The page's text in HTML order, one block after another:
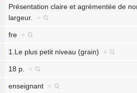
Présentation claire et agrémentée de
largeur. +
fre +
1.Le plus petit niveau (grain) +
18 p. +
enseignant +